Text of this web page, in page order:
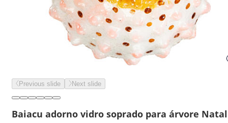
Previous slide Next slide
Baiacu adorno vidro soprado para árvore Natal